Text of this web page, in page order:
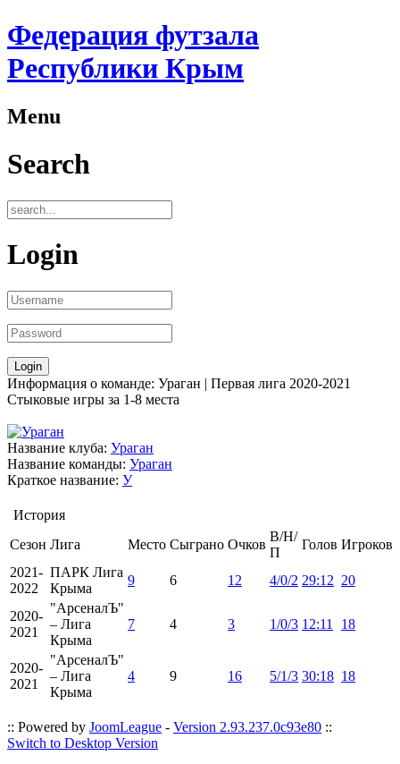
Федерация футзала
Республики Крым
Menu
Search
Login
Информация о команде: Ураган | Первая лига 2020-2021
Стыковые игры за 1-8 места
Название клуба: Ураган
Название команды: Ураган
Краткое название: У
История
Сезон Лига Место Сыграно Очков
В/Н/
П
Голов Игроков
2021-
2022
ПАРК Лига
Крыма
9 6 12 4/0/2 29:12 20
2020-
2021
"АрсеналЪ"
– Лига
Крыма
7 4 3 1/0/3 12:11 18
2020-
2021
"АрсеналЪ"
– Лига
Крыма
4 9 16 5/1/3 30:18 18
:: Powered by JoomLeague - Version 2.93.237.0c93e80 ::
Switch to Desktop Version